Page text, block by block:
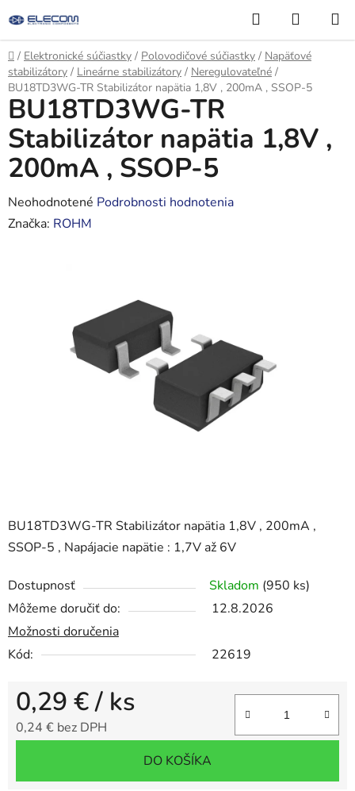
na
obsah
Hľadať
KOŠÍK
Domov
/ Elektronické súčiastky / Polovodičové súčiastky / Napäťové
stabilizátory / Lineárne stabilizátory / Neregulovateľné /
BU18TD3WG-TR Stabilizátor napätia 1,8V , 200mA , SSOP-5
BU18TD3WG-TR Stabilizátor napätia 1,8V , 200mA ,
SSOP-5 , Napájacie napätie : 1,7V až 6V
Dostupnosť Skladom (950 ks)
Môžeme doručiť do:
12.8.2026
Možnosti doručenia
Kód:
22619
0,29 €/ ks
0,24 € bez DPH
DO KOŠÍKA
BU18TD3WG-TR
Stabilizátor napätia 1,8V ,
200mA , SSOP-5
Priemerné
hodnotenie
hviezdičiek.
Neohodnotené Podrobnosti hodnotenia
Značka: ROHM